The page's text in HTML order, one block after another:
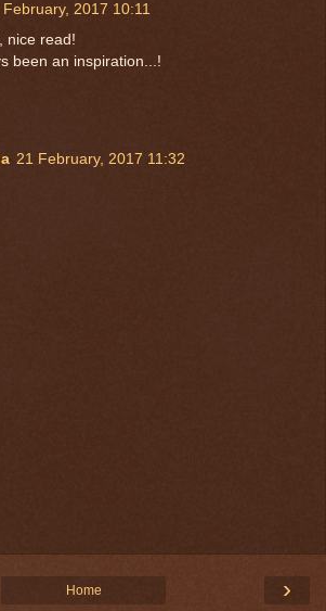
February, 2017 10:11
nice read!
been an inspiration...!
21 February, 2017 11:32
›
Home